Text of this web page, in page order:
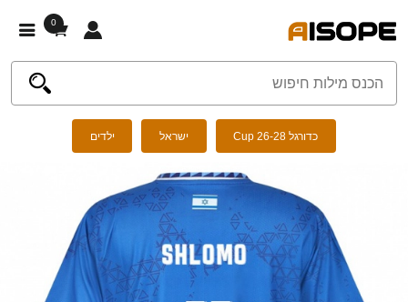
0
כדורגל Cup 26-28 ישראל ילדים